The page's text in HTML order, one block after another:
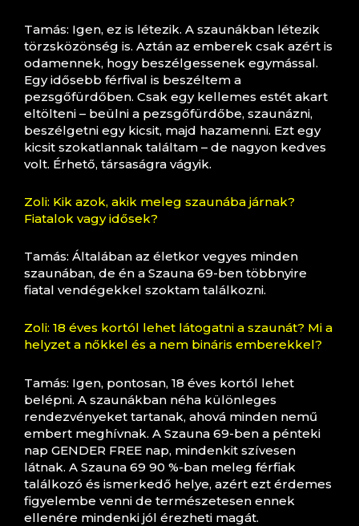
Tamás: Igen, ez is létezik. A szaunákban létezik
törzsközönség is. Aztán az emberek csak azért is
odamennek, hogy beszélgessenek egymással.
Egy idősebb férfival is beszéltem a
pezsgőfürdőben. Csak egy kellemes estét akart
eltölteni – beülni a pezsgőfürdőbe, szaunázni,
beszélgetni egy kicsit, majd hazamenni. Ezt egy
kicsit szokatlannak találtam – de nagyon kedves
volt. Érhető, társaságra vágyik.
Zoli: Kik azok, akik meleg szaunába járnak?
Fiatalok vagy idősek?
Tamás: Általában az életkor vegyes minden
szaunában, de én a Szauna 69-ben többnyire
fiatal vendégekkel szoktam találkozni.
Zoli: 18 éves kortól lehet látogatni a szaunát? Mi a
helyzet a nőkkel és a nem bináris emberekkel?
Tamás: Igen, pontosan, 18 éves kortól lehet
belépni. A szaunákban néha különleges
rendezvényeket tartanak, ahová minden nemű
embert meghívnak. A Szauna 69-ben a pénteki
nap GENDER FREE nap, mindenkit szívesen
látnak. A Szauna 69 90 %-ban meleg férfiak
találkozó és ismerkedő helye, azért ezt érdemes
figyelembe venni de természetesen ennek
ellenére mindenki jól érezheti magát.